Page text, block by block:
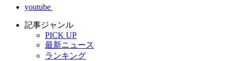
youtube
記事ジャンル
PICK UP
最新ニュース
ランキング